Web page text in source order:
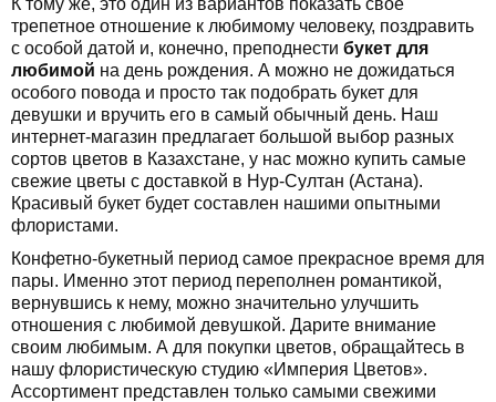
К тому же, это один из вариантов показать свое
трепетное отношение к любимому человеку, поздравить
с особой датой и, конечно, преподнести букет для
любимой на день рождения. А можно не дожидаться
особого повода и просто так подобрать букет для
девушки и вручить его в самый обычный день. Наш
интернет-магазин предлагает большой выбор разных
сортов цветов в Казахстане, у нас можно купить самые
свежие цветы с доставкой в Нур-Султан (Астана).
Красивый букет будет составлен нашими опытными
флористами.
Конфетно-букетный период самое прекрасное время для
пары. Именно этот период переполнен романтикой,
вернувшись к нему, можно значительно улучшить
отношения с любимой девушкой. Дарите внимание
своим любимым. А для покупки цветов, обращайтесь в
нашу флористическую студию «Империя Цветов».
Ассортимент представлен только самыми свежими